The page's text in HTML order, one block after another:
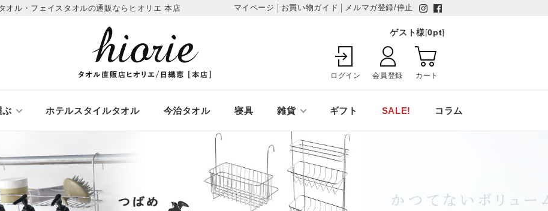
オル・フェイスタオルの通販ならヒオリエ 本店 マイページ お買い物ガイド メルマガ登録/停止
ゲスト様[0pt]
ログイン 会員登録 カート
ぶ ホテルスタイルタオル 今治タオル 寝具 雑貨 ギフト SALE! コラム